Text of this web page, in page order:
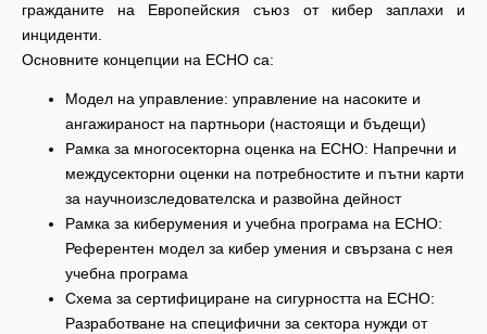
гражданите на Европейския съюз от кибер заплахи и
инциденти.
Основните концепции на ECHO са:
Модел на управление: управление на насоките и
ангажираност на партньори (настоящи и бъдещи)
Рамка за многосекторна оценка на ECHO: Напречни и
междусекторни оценки на потребностите и пътни карти
за научноизследователска и развойна дейност
Рамка за киберумения и учебна програма на ECHO:
Референтен модел за кибер умения и свързана с нея
учебна програма
Схема за сертифициране на сигурността на ECHO:
Разработване на специфични за сектора нужди от